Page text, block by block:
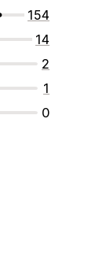
154
14
2
1
0